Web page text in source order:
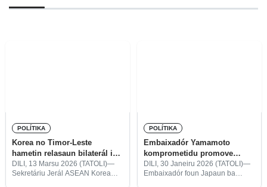
POLÍTIKA
Korea no Timor-Leste
hametin relasaun bilaterál iha
área investimentu-kultura-
turizmu
DILI, 13 Marsu 2026 (TATOLI)—
Sekretáriu Jerál ASEAN Korea
POLÍTIKA
Embaixadór Yamamoto
komprometidu promove
relasaun bilaterál entre TL-
Japaun
DILI, 30 Janeiru 2026 (TATOLI)—
Embaixadór foun Japaun ba